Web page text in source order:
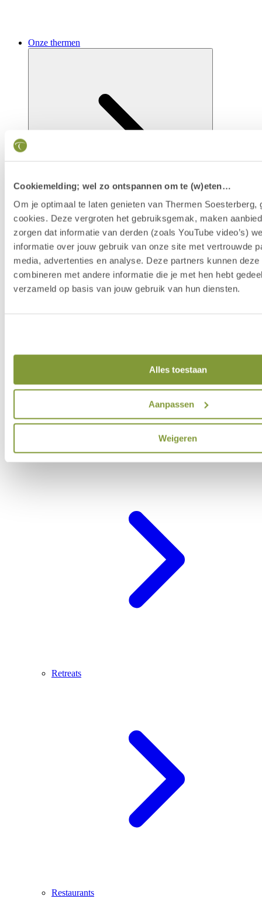
Cookiemelding; wel zo ontspannen om te (w)eten…
Om je optimaal te laten genieten van Thermen Soesterberg,
cookies. Deze vergroten het gebruiksgemak, maken
zorgen dat informatie van derden (zoals YouTube video’s)
informatie over jouw gebruik van onze site met vertrouwde
media, advertenties en analyse. Deze partners kunnen deze
combineren met andere informatie die je met hen hebt
verzameld op basis van jouw gebruik van hun diensten.
Alles toestaan
Aanpassen
Weigeren
Onze thermen
Faciliteiten
Belevenisprogramma
Retreats
Restaurants